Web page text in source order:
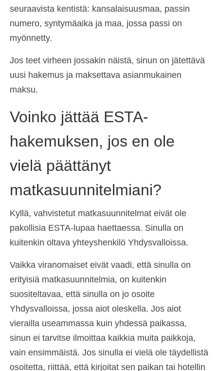
seuraavista kentistä: kansalaisuusmaa, passin
numero, syntymäaika ja maa, jossa passi on
myönnetty.
Jos teet virheen jossakin näistä, sinun on jätettävä
uusi hakemus ja maksettava asianmukainen
maksu.
Voinko jättää ESTA-
hakemuksen, jos en ole
vielä päättänyt
matkasuunnitelmiani?
Kyllä, vahvistetut matkasuunnitelmat eivät ole
pakollisia ESTA-lupaa haettaessa. Sinulla on
kuitenkin oltava yhteyshenkilö Yhdysvalloissa.
Vaikka viranomaiset eivät vaadi, että sinulla on
erityisiä matkasuunnitelmia, on kuitenkin
suositeltavaa, että sinulla on jo osoite
Yhdysvalloissa, jossa aiot oleskella. Jos aiot
vierailla useammassa kuin yhdessä paikassa,
sinun ei tarvitse ilmoittaa kaikkia muita paikkoja,
vain ensimmäistä. Jos sinulla ei vielä ole täydellistä
osoitetta, riittää, että kirjoitat sen paikan tai hotellin